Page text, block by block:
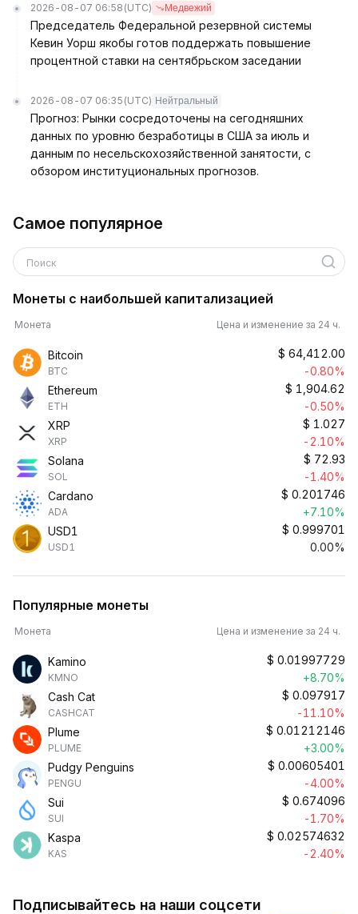
2026-08-07 06:58 (UTC) Медвежий
Председатель Федеральной резервной системы
Кевин Уорш якобы готов поддержать повышение
процентной ставки на сентябрьском заседании
2026-08-07 06:35 (UTC) Нейтральный
Прогноз: Рынки сосредоточены на сегодняшних
данных по уровню безработицы в США за июль и
данным по несельскохозяйственной занятости, с
обзором институциональных прогнозов.
Самое популярное
Поиск
Монеты с наибольшей капитализацией
Монета Цена и изменение за 24 ч.
Bitcoin
BTC
$ 64,412.00
-0.80%
Ethereum
ETH
$ 1,904.62
-0.50%
XRP
XRP
$ 1.027
-2.10%
Solana
SOL
$ 72.93
-1.40%
Cardano
ADA
$ 0.201746
+7.10%
USD1
USD1
$ 0.999701
0.00%
Популярные монеты
Монета Цена и изменение за 24 ч.
Kamino
KMNO
$ 0.01997729
+8.70%
Cash Cat
CASHCAT
$ 0.097917
-11.10%
Plume
PLUME
$ 0.01212146
+3.00%
Pudgy Penguins
PENGU
$ 0.00605401
-4.00%
Sui
SUI
$ 0.674096
-1.70%
Kaspa
KAS
$ 0.02574632
-2.40%
Подписывайтесь на наши соцсети